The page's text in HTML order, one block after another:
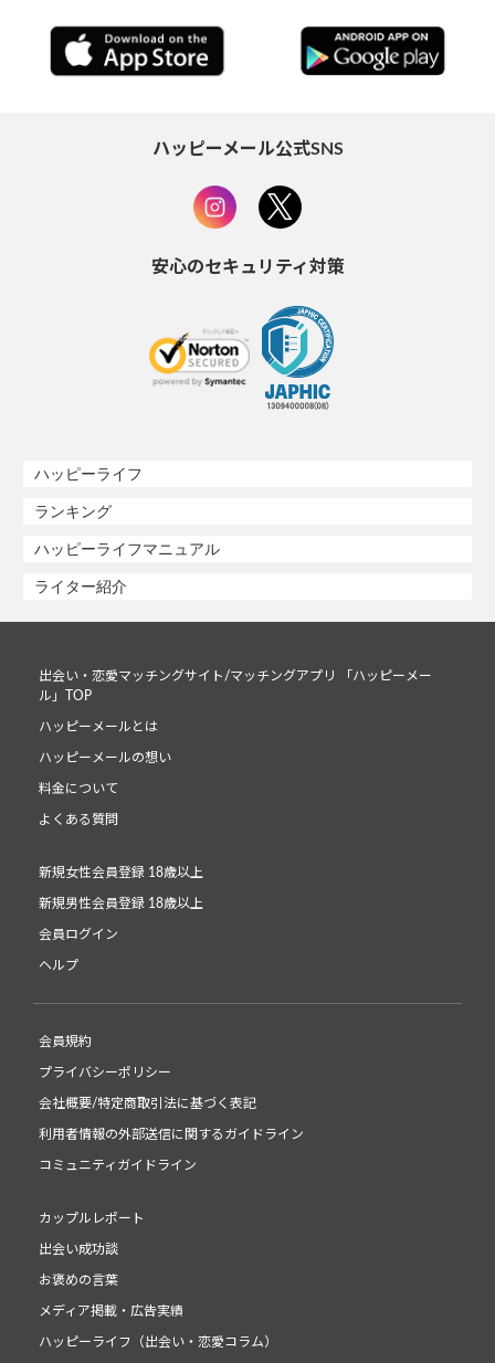
ハッピーメール公式SNS
安心のセキュリティ対策
ハッピーライフ
ランキング
ハッピーライフマニュアル
ライター紹介
出会い・恋愛マッチングサイト/マッチングアプリ 「ハッピーメー
ル」TOP
ハッピーメールとは
ハッピーメールの想い
料金について
よくある質問
新規女性会員登録 18歳以上
新規男性会員登録 18歳以上
会員ログイン
ヘルプ
会員規約
プライバシーポリシー
会社概要/特定商取引法に基づく表記
利用者情報の外部送信に関するガイドライン
コミュニティガイドライン
カップルレポート
出会い成功談
お褒めの言葉
メディア掲載・広告実績
ハッピーライフ（出会い・恋愛コラム）